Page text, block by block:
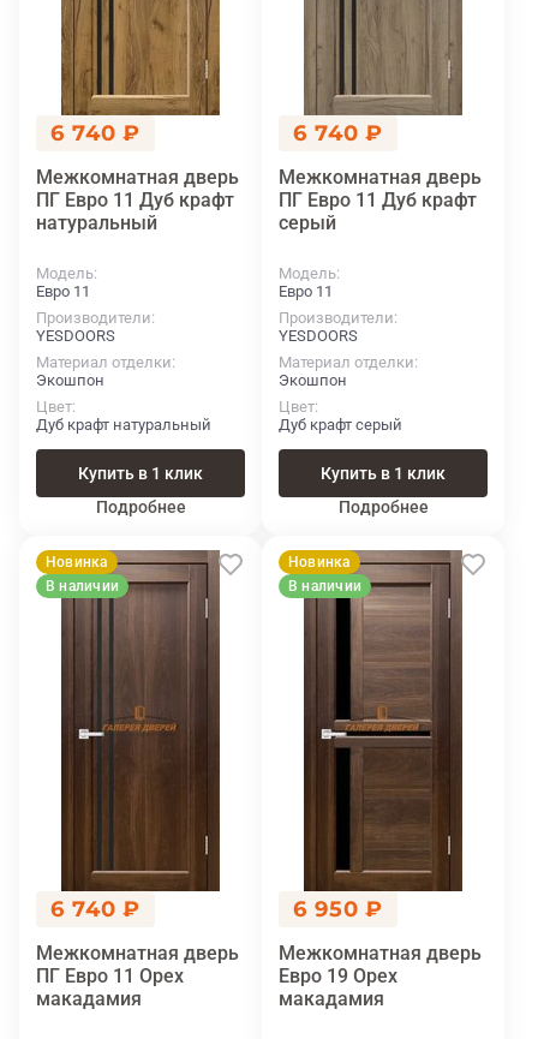
6 740 ₽
Межкомнатная дверь
ПГ Евро 11 Дуб крафт
натуральный
Модель
Евро 11
Производители
YESDOORS
Материал отделки
Экошпон
Цвет
Дуб крафт натуральный
Купить в 1 клик
Подробнее
6 740 ₽
Межкомнатная дверь
ПГ Евро 11 Дуб крафт
серый
Модель
Евро 11
Производители
YESDOORS
Материал отделки
Экошпон
Цвет
Дуб крафт серый
Купить в 1 клик
Подробнее
Новинка
В наличии
6 740 ₽
Межкомнатная дверь
ПГ Евро 11 Орех
макадамия
Новинка
В наличии
6 950 ₽
Межкомнатная дверь
Евро 19 Орех
макадамия